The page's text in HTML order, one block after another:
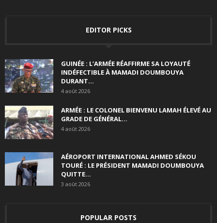
EDITOR PICKS
GUINÉE : L’ARMÉE RÉAFFIRME SA LOYAUTÉ
INDÉFECTIBLE À MAMADI DOUMBOUYA
DURANT...
4 août 2026
ARMÉE : LE COLONEL BIENVENU LAMAH ÉLEVÉ AU
GRADE DE GÉNÉRAL...
4 août 2026
AÉROPORT INTERNATIONAL AHMED SÉKOU
TOURÉ : LE PRÉSIDENT MAMADI DOUMBOUYA
QUITTE...
3 août 2026
POPULAR POSTS